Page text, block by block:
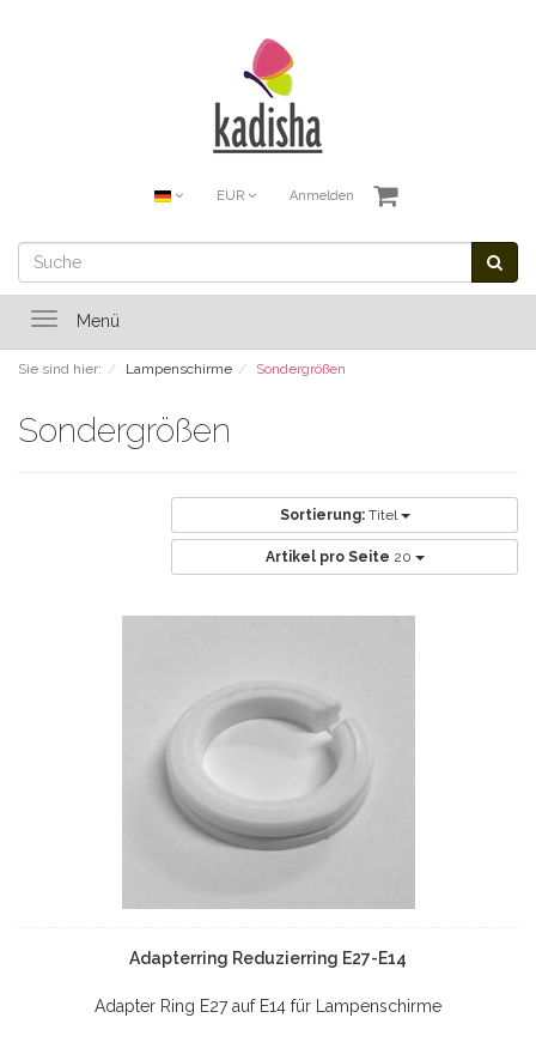
EUR Anmelden
ToggleMenü
Sie sind hier: Lampenschirme Sondergrößen
Sondergrößen
Sortierung: Titel
Artikel pro Seite 20
Adapterring Reduzierring E27-E14
Adapter Ring E27 auf E14 für Lampenschirme